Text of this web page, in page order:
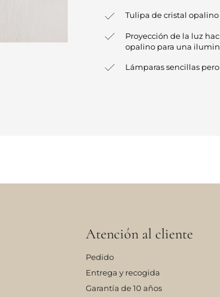
Tulipa de cristal
Proyección de la luz
opalino para una
Lámparas sencillas
Atención al cliente
Pedido
Entrega y recogida
Garantía de 10 años